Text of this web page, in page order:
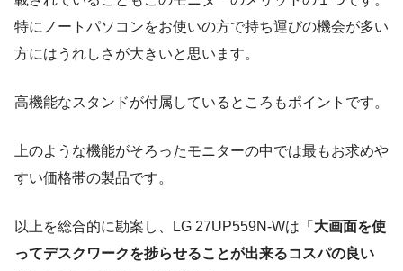
特にノートパソコンをお使いの方で持ち運びの機会が多い
方にはうれしさが大きいと思います。
高機能なスタンドが付属しているところもポイントです。
上のような機能がそろったモニターの中では最もお求めや
すい価格帯の製品です。
以上を総合的に勘案し、LG 27UP559N-Wは「 大画面を使
ってデスクワークを捗らせることが出来るコスパの良い